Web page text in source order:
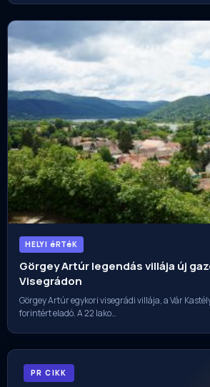
HELYI éRTéK
Görgey Artúr legendás villája új
Visegrádon
Görgey Artúr egykori visegrádi villája, a Vár
forintért eladó. A 22 lako…
PR CIKK